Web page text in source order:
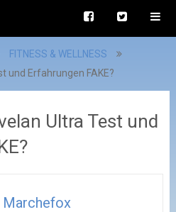
FITNESS & WELLNESS
und Erfahrungen FAKE?
Ultra Test und
Marchefox